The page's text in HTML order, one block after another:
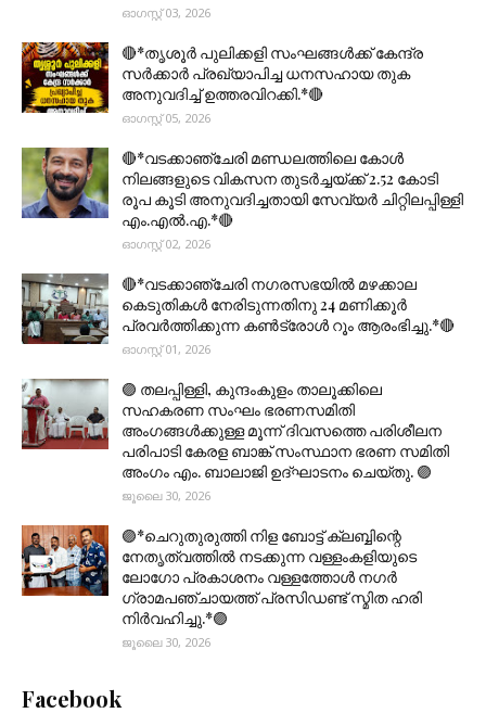
ഓഗസ്റ്റ് 03, 2026
🔴*തൃശൂര്‍ പുലിക്കളി സംഘങ്ങള്‍ക്ക് കേന്ദ്ര
സര്‍ക്കാര്‍ പ്രഖ്യാപിച്ച ധനസഹായ തുക
അനുവദിച്ച് ഉത്തരവിറക്കി.*🔴
ഓഗസ്റ്റ് 05, 2026
🔴*വടക്കാഞ്ചേരി മണ്ഡലത്തിലെ കോൾ
നിലങ്ങളുടെ വികസന തുടർച്ചയ്ക്ക് 2.52 കോടി
രൂപ കൂടി അനുവദിച്ചതായി സേവ്യർ ചിറ്റിലപ്പിള്ളി
എം.എൽ.എ.*🔴
ഓഗസ്റ്റ് 02, 2026
🔴*വടക്കാഞ്ചേരി നഗരസഭയിൽ മഴക്കാല
കെടുതികൾ നേരിടുന്നതിനു 24 മണിക്കൂർ
പ്രവർത്തിക്കുന്ന കൺട്രോൾ റൂം ആരംഭിച്ചു.*🔴
ഓഗസ്റ്റ് 01, 2026
🟣 തലപ്പിള്ളി, കുന്ദംകുളം താലൂക്കിലെ
സഹകരണ സംഘം ഭരണസമിതി
അംഗങ്ങൾക്കുള്ള മൂന്ന് ദിവസത്തെ പരിശീലന
പരിപാടി കേരള ബാങ്ക് സംസ്ഥാന ഭരണ സമിതി
അംഗം എം. ബാലാജി ഉദ്ഘാടനം ചെയ്തു. 🟣
ജൂലൈ 30, 2026
🟣*ചെറുതുരുത്തി നിള ബോട്ട് ക്ലബ്ബിന്റെ
നേതൃത്വത്തിൽ നടക്കുന്ന വള്ളംകളിയുടെ
ലോഗോ പ്രകാശനം വള്ളത്തോൾ നഗർ
ഗ്രാമപഞ്ചായത്ത് പ്രസിഡണ്ട് സ്മിത ഹരി
നിർവഹിച്ചു.*🟣
ജൂലൈ 30, 2026
Facebook